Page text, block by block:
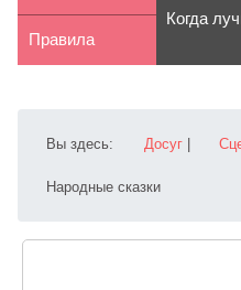
польза для
детское боди
Правила
детской комн...
Когда
Вы здесь: Досуг
Народные сказки